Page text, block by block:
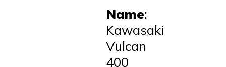
Name:
Kawasaki
Vulcan
400